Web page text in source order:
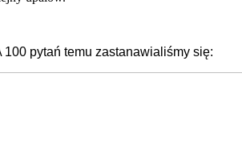
100 pytań temu zastanawialiśmy się: